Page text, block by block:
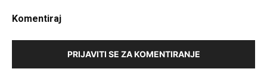
Komentiraj
PRIJAVITI SE ZA KOMENTIRANJE